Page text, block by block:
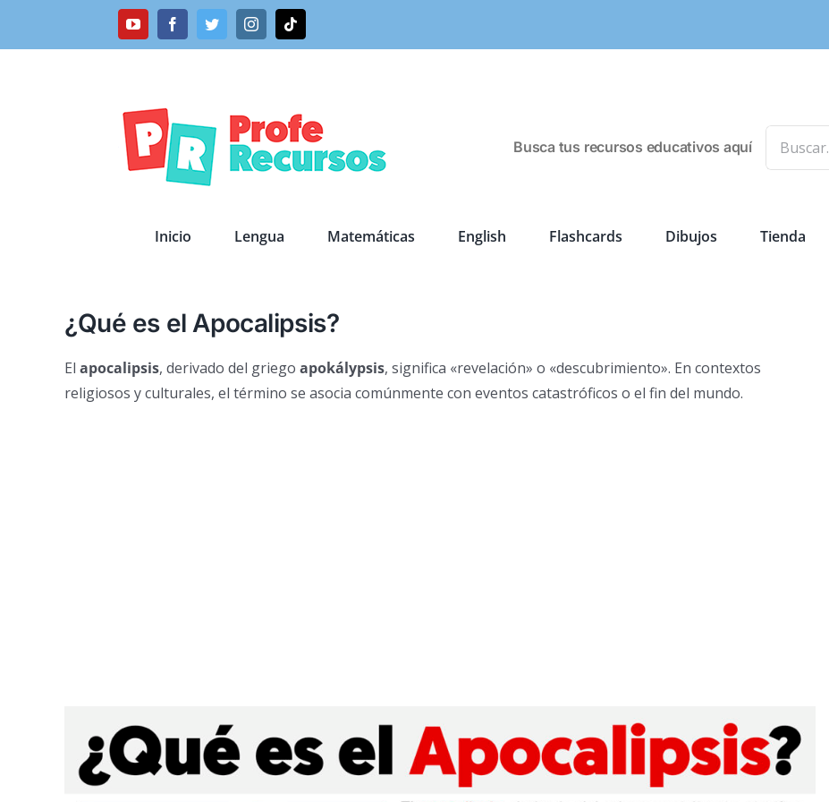
YouTubeFacebookTwitterInstagramTiktok
Busca tus recursos educativos aquí
Inicio Lengua Matemáticas English Flashcards Dibujos Tienda
¿Qué es el Apocalipsis?
El apocalipsis, derivado del griego apokálypsis, significa «revelación» o «descubrimiento». En contextos
religiosos y culturales, el término se asocia comúnmente con eventos catastróficos o el fin del mundo.